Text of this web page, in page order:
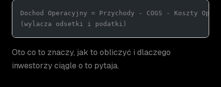
Dochod Operacyjny = Przychody - COGS - Koszty
(wylacza odsetki i podatki)
Oto co to znaczy, jak to obliczyć i dlaczego
inwestorzy ciągle o to pytaja.